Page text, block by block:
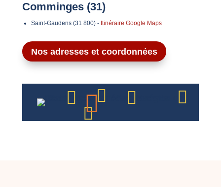
Comminges (31)
Saint-Gaudens (31 800) - Itinéraire Google Maps
Nos adresses et coordonnées


   